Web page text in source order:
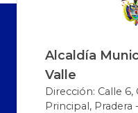
Alcaldía
Valle
Dirección: Calle 6,
Principal, Pradera